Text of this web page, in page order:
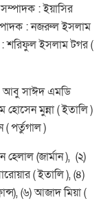
: ইয়াসির
: নজরুল ইসলাম
: শরিফুল ইসলাম টগর (
আবু সাঈদ এমডি
হোসেন মুন্না ( ইতালি )
পর্তুগাল )
হেলাল (জার্মান ), (২)
( ইতালি ), (৪)
(৬) আজাদ মিয়া (